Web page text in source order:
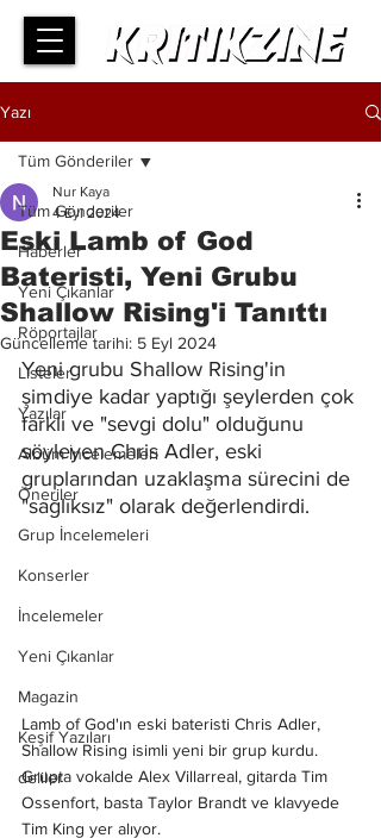
Yazı
Tüm Gönderiler
Haberler
Yeni Çıkanlar
Röportajlar
Listeler
Yazılar
Albüm İncelemeleri
Öneriler
Grup İncelemeleri
Konserler
İncelemeler
Yeni Çıkanlar
Magazin
Keşif Yazıları
deliler
Tüm Gönderiler
Eski Lamb of God
Bateristi, Yeni Grubu
Shallow Rising'i Tanıttı
Nur Kaya
4 Eyl 2024
Güncelleme tarihi: 5 Eyl 2024
Yeni grubu Shallow Rising'in
şimdiye kadar yaptığı şeylerden çok
farklı ve "sevgi dolu" olduğunu
söyleyen Chris Adler, eski
gruplarından uzaklaşma sürecini de
"sağlıksız" olarak değerlendirdi.
Lamb of God'ın eski bateristi Chris Adler,
Shallow Rising isimli yeni bir grup kurdu.
Grupta vokalde Alex Villarreal, gitarda Tim
Ossenfort, basta Taylor Brandt ve klavyede
Tim King yer alıyor.